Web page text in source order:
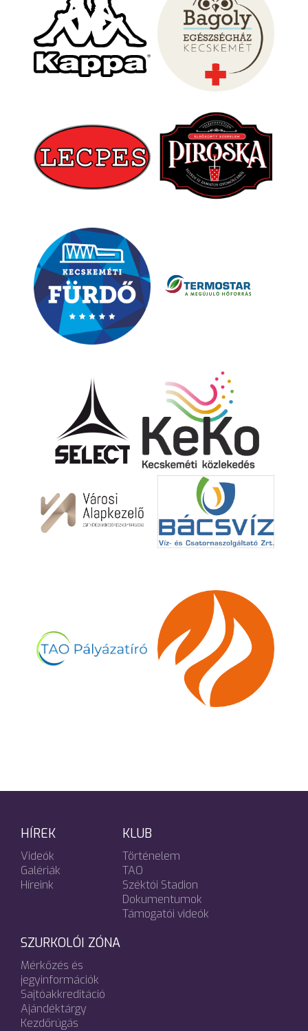
HÍREK
Videók
Galériák
Híreink
KLUB
Történelem
TAO
Széktói Stadion
Dokumentumok
Támogatói videók
SZURKOLÓI ZÓNA
Mérkőzés és
jegyinformációk
Sajtóakkreditáció
Ajándéktárgy
Kezdőrúgás